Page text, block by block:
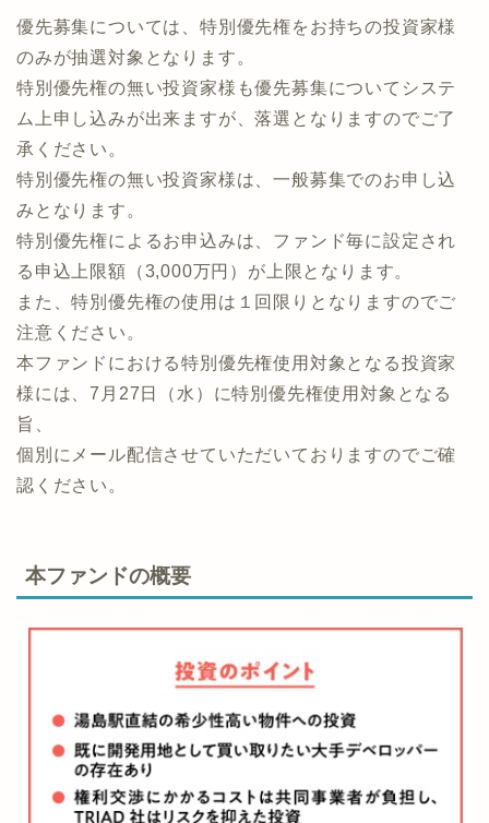
優先募集については、特別優先権をお持ちの投資家様
のみが抽選対象となります。
特別優先権の無い投資家様も優先募集についてシステ
ム上申し込みが出来ますが、落選となりますのでご了
承ください。
特別優先権の無い投資家様は、一般募集でのお申し込
みとなります。
特別優先権によるお申込みは、ファンド毎に設定され
る申込上限額（3,000万円）が上限となります。
また、特別優先権の使用は１回限りとなりますのでご
注意ください。
本ファンドにおける特別優先権使用対象となる投資家
様には、7月27日（水）に特別優先権使用対象となる
旨、
個別にメール配信させていただいておりますのでご確
認ください。
本ファンドの概要